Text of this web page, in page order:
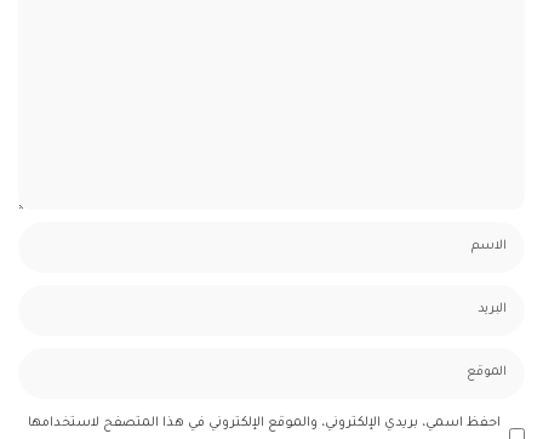
احفظ اسمي، بريدي الإلكتروني، والموقع الإلكتروني في هذا المتصفح لاستخدامها